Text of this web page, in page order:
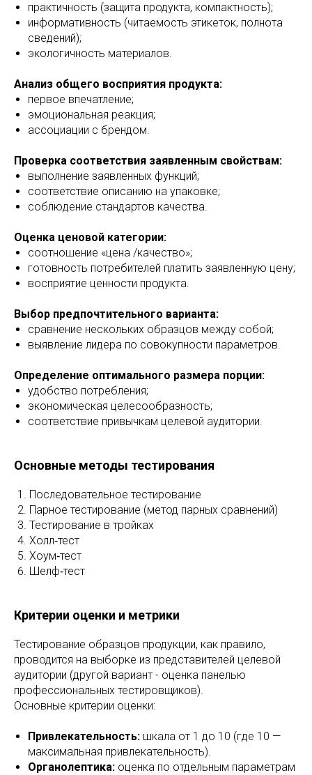
практичность (защита продукта, компактность);
информативность (читаемость этикеток, полнота
сведений);
экологичность материалов.
Анализ общего восприятия продукта:
первое впечатление;
эмоциональная реакция;
ассоциации с брендом.
Проверка соответствия заявленным свойствам:
выполнение заявленных функций;
соответствие описанию на упаковке;
соблюдение стандартов качества.
Оценка ценовой категории:
соотношение «цена /качество»;
готовность потребителей платить заявленную цену;
восприятие ценности продукта.
Выбор предпочтительного варианта:
сравнение нескольких образцов между собой;
выявление лидера по совокупности параметров.
Определение оптимального размера порции:
удобство потребления;
экономическая целесообразность;
соответствие привычкам целевой аудитории.
Основные методы тестирования
Последовательное тестирование
Парное тестирование (метод парных сравнений)
Тестирование в тройках
Холл‑тест
Хоум‑тест
Шелф‑тест
Критерии оценки и метрики
Тестирование образцов продукции, как правило,
проводится на выборке из представителей целевой
аудитории (другой вариант - оценка панелью
профессиональных тестировщиков).
Основные критерии оценки:
Привлекательность: шкала от 1 до 10 (где 10 —
максимальная привлекательность).
Органолептика: оценка по отдельным параметрам